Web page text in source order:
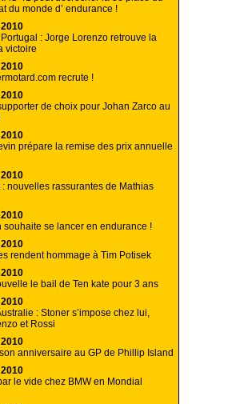
du monde d’ endurance !
Portugal : Jorge Lorenzo retrouve la
victoire
recrute !
de choix pour Johan Zarco au
prépare la remise des prix annuelle
: nouvelles rassurantes de Mathias
souhaite se lancer en endurance !
rendent hommage à Tim Potisek
le bail de Ten kate pour 3 ans
: Stoner s’impose chez lui,
et Rossi
anniversaire au GP de Phillip Island
le vide chez BMW en Mondial